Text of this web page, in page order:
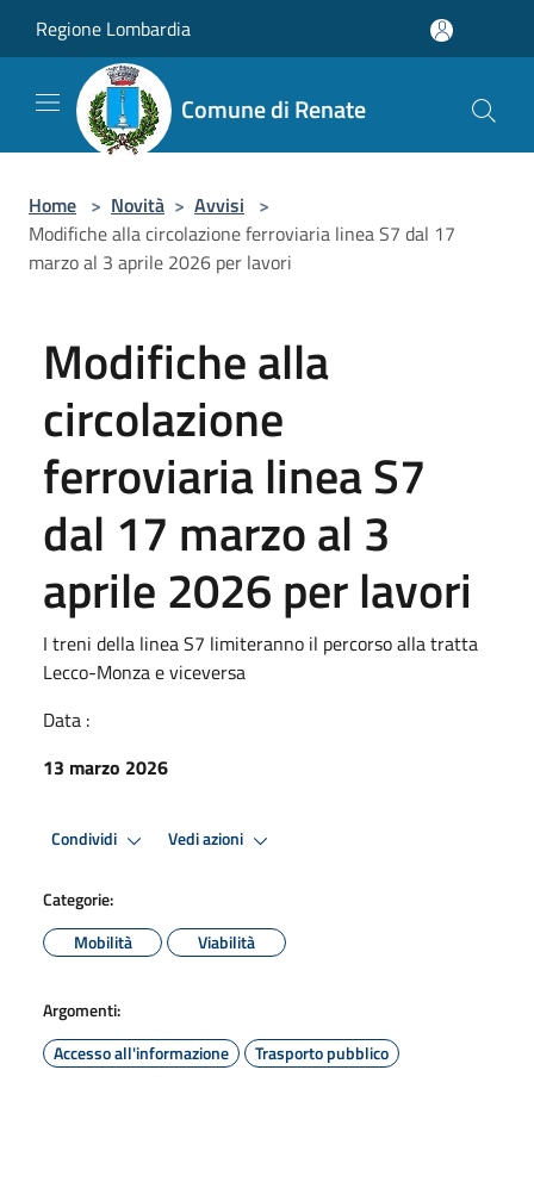
Regione Lombardia
Comune di Renate
Home > Novità > Avvisi >
Modifiche alla circolazione ferroviaria linea S7 dal 17
marzo al 3 aprile 2026 per lavori
Modifiche alla
circolazione
ferroviaria linea S7
dal 17 marzo al 3
aprile 2026 per lavori
I treni della linea S7 limiteranno il percorso alla tratta
Lecco-Monza e viceversa
Data :
13 marzo 2026
Condividi Vedi azioni
Categorie:
Mobilità
Viabilità
Argomenti:
Accesso all'informazione
Trasporto pubblico